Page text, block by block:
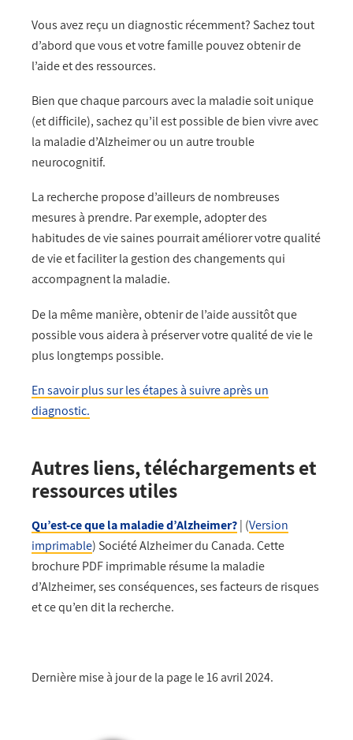
Vous avez reçu un diagnostic récemment? Sachez tout
d’abord que vous et votre famille pouvez obtenir de
l’aide et des ressources.
Bien que chaque parcours avec la maladie soit unique
(et difficile), sachez qu’il est possible de bien vivre avec
la maladie d’Alzheimer ou un autre trouble
neurocognitif.
La recherche propose d’ailleurs de nombreuses
mesures à prendre. Par exemple, adopter des
habitudes de vie saines pourrait améliorer votre qualité
de vie et faciliter la gestion des changements qui
accompagnent la maladie.
De la même manière, obtenir de l’aide aussitôt que
possible vous aidera à préserver votre qualité de vie le
plus longtemps possible.
En savoir plus sur les étapes à suivre après un
diagnostic.
Autres liens, téléchargements et
ressources utiles
Qu’est-ce que la maladie d’Alzheimer?| (Version
imprimable) Société Alzheimer du Canada. Cette
brochure PDF imprimable résume la maladie
d’Alzheimer, ses conséquences, ses facteurs de risques
et ce qu’en dit la recherche.
Dernière mise à jour de la page le 16 avril 2024.